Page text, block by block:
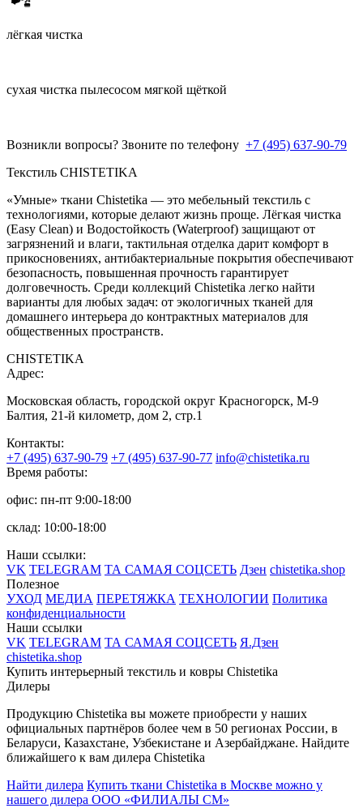
лёгкая чистка
сухая чистка пылесосом мягкой щёткой
Возникли вопросы? Звоните по телефону +7 (495) 637-90-79
Текстиль CHISTETIKA
«Умные» ткани Chistetika — это мебельный текстиль с
технологиями, которые делают жизнь проще. Лёгкая чистка
(Easy Clean) и Водостойкость (Waterproof) защищают от
загрязнений и влаги, тактильная отделка дарит комфорт в
прикосновениях, антибактериальные покрытия обеспечивают
безопасность, повышенная прочность гарантирует
долговечность. Среди коллекций Chistetika легко найти
варианты для любых задач: от экологичных тканей для
домашнего интерьера до контрактных материалов для
общественных пространств.
CHISTETIKA
Адрес:
Московская область, городской округ Красногорск, М-9
Балтия, 21-й километр, дом 2, стр.1
Контакты:
+7 (495) 637-90-79 +7 (495) 637-90-77 info@chistetika.ru
Время работы:
офис: пн-пт 9:00-18:00
склад: 10:00-18:00
Наши ссылки:
VK TELEGRAM ТА САМАЯ СОЦСЕТЬ Дзен chistetika.shop
Полезное
УХОД МЕДИА ПЕРЕТЯЖКА ТЕХНОЛОГИИ Политика
конфиденциальности
Наши ссылки
VK TELEGRAM ТА САМАЯ СОЦСЕТЬ Я.Дзен
chistetika.shop
Купить интерьерный текстиль и ковры Chistetika
Дилеры
Продукцию Chistetika вы можете приобрести у наших
официальных партнёров более чем в 50 регионах России, в
Беларуси, Казахстане, Узбекистане и Азербайджане. Найдите
ближайшего к вам дилера Chistetika
Найти дилера Купить ткани Chistetika в Москве можно у
нашего дилера ООО «ФИЛИАЛЫ СМ»